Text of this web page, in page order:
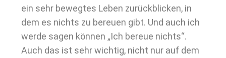
ein sehr bewegtes Leben zurückblicken, in
dem es nichts zu bereuen gibt. Und auch ich
werde sagen können „Ich bereue nichts“.
Auch das ist sehr wichtig, nicht nur auf dem